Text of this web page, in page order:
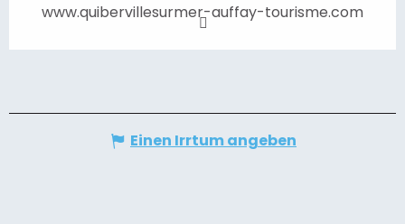
www.quibervillesurmer-auffay-tourisme.com
Einen Irrtum angeben